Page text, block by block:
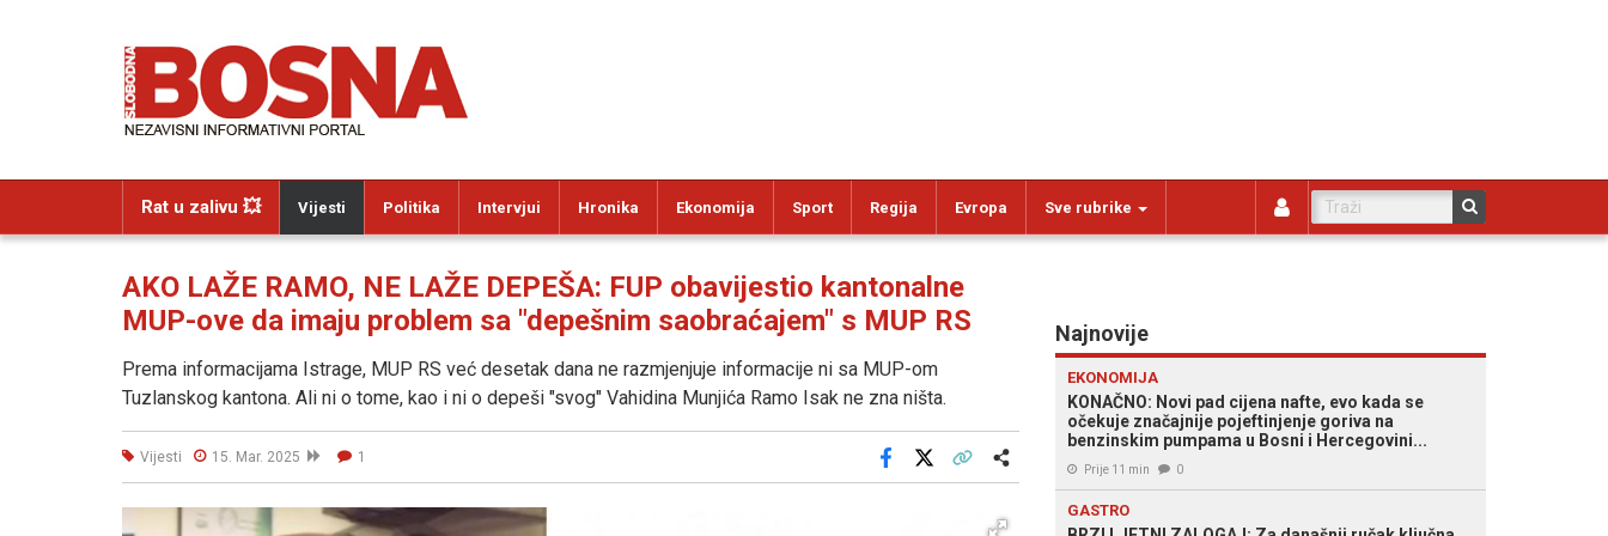
Rat u zalivu 💥 Vijesti Politika Intervjui Hronika Ekonomija Sport Regija Evropa Sve rubrike
AKO LAŽE RAMO, NE LAŽE DEPEŠA: FUP obavijestio kantonalne
MUP-ove da imaju problem sa "depešnim saobraćajem" s MUP RS
Prema informacijama Istrage, MUP RS već desetak dana ne razmjenjuje informacije ni sa MUP-om
Tuzlanskog kantona. Ali ni o tome, kao i ni o depeši "svog" Vahidina Munjića Ramo Isak ne zna ništa.
Vijesti 15. Mar. 2025 1
Facebook
Najnovije
EKONOMIJA
KONAČNO: Novi pad cijena nafte, evo kada se
očekuje značajnije pojeftinjenje goriva na
benzinskim pumpama u Bosni i Hercegovini...
Prije 11 min 0
GASTRO